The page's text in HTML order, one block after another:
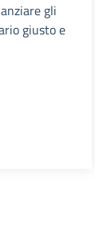
gli
giusto e